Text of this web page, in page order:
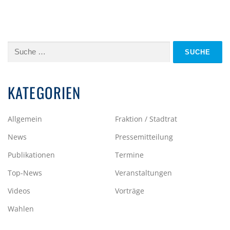
Suche
KATEGORIEN
Allgemein
Fraktion / Stadtrat
News
Pressemitteilung
Publikationen
Termine
Top-News
Veranstaltungen
Videos
Vorträge
Wahlen